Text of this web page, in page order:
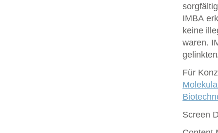
IMBA
keine
waren.
Für
Screen